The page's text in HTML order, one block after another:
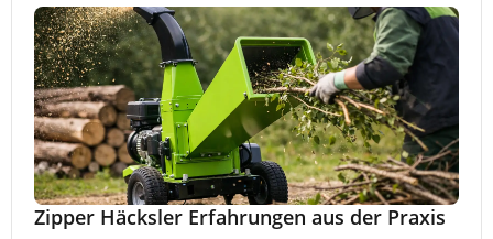
Zipper Häcksler Erfahrungen aus der Praxis